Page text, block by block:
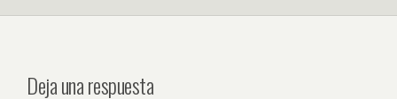
Deja una respuesta